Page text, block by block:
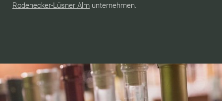
Rodenecker-Lüsner Alm unternehmen.